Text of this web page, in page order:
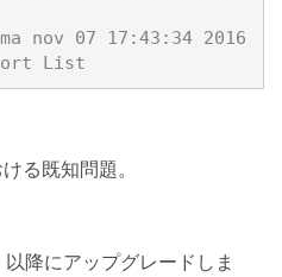
nov 07 17:43:34 2016
る既知問題。
以降にアップグレードしま